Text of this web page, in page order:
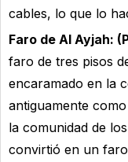
cables, lo que lo
Faro de Al Ayjah:
faro de tres pisos
encaramado en la
antiguamente
la comunidad de
convirtió en un